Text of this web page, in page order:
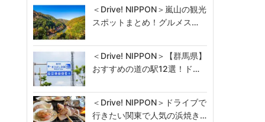
＜Drive! NIPPON＞嵐山の観光
スポットまとめ！グルメス…
＜Drive! NIPPON＞【群馬県】
おすすめの道の駅12選！ド…
＜Drive! NIPPON＞ドライブで
行きたい関東で人気の浜焼き…